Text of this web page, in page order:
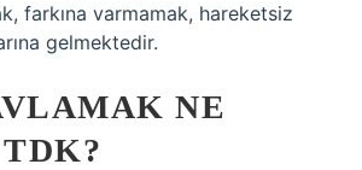
farkına varmamak, hareketsiz
gelmektedir.
NE